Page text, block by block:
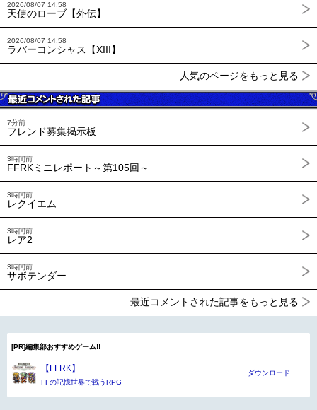
2026/08/07 14:58
天使のローブ【外伝】
2026/08/07 14:58
ラバーコンシャス【XIII】
人気のページをもっと見る
7分前
フレンド募集掲示板
3時間前
FFRKミニレポート～第105回～
3時間前
レクイエム
3時間前
レア2
3時間前
サボテンダー
最近コメントされた記事をもっと見る
[PR]編集部おすすめゲーム!!
【FFRK】
FFの記憶世界で戦うRPG
ダウンロード